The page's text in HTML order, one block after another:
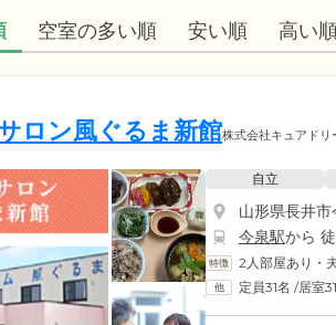
空室の多い順 安い順 高い
ロン風ぐるま新館株式会社キュアドリ
自立
山形県長井
今泉駅から
2人部屋あり・
定員31名 /居室